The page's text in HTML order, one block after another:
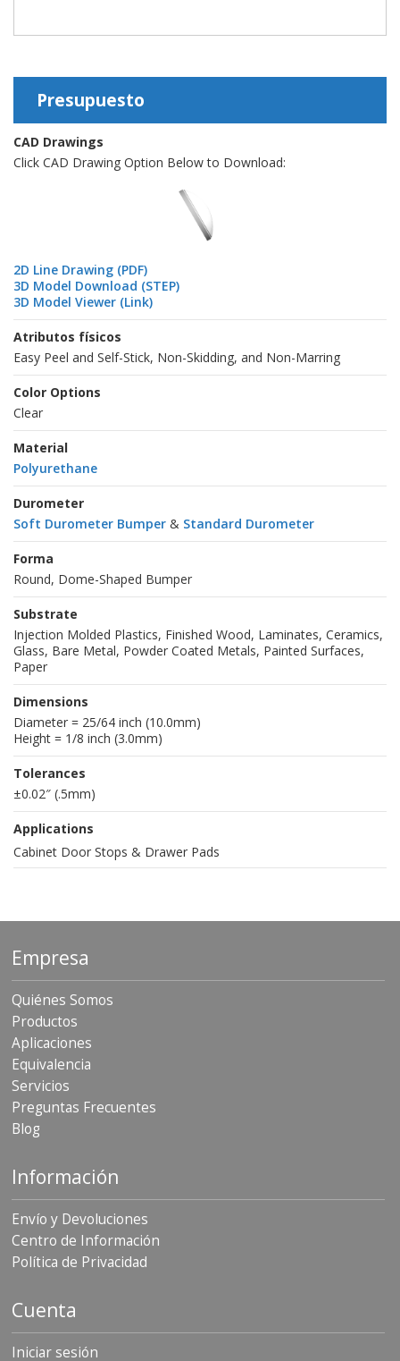
Presupuesto
CAD Drawings
Click CAD Drawing Option Below to Download:
2D Line Drawing (PDF)
3D Model Download (STEP)
3D Model Viewer (Link)
Atributos físicos
Easy Peel and Self-Stick, Non-Skidding, and Non-Marring
Color Options
Clear
Material
Polyurethane
Durometer
Soft Durometer Bumper & Standard Durometer
Forma
Round, Dome-Shaped Bumper
Substrate
Injection Molded Plastics, Finished Wood, Laminates, Ceramics,
Glass, Bare Metal, Powder Coated Metals, Painted Surfaces,
Paper
Dimensions
Diameter = 25/64 inch (10.0mm)
Height = 1/8 inch (3.0mm)
Tolerances
±0.02″ (.5mm)
Applications
Cabinet Door Stops & Drawer Pads
Empresa
Quiénes Somos
Productos
Aplicaciones
Equivalencia
Servicios
Preguntas Frecuentes
Blog
Información
Envío y Devoluciones
Centro de Información
Política de Privacidad
Cuenta
Iniciar sesión